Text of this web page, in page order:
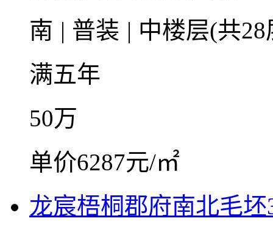
南 | 普装 | 中楼层(共
满五年
50万
单价6287元/㎡
龙宸梧桐郡府南北毛坯